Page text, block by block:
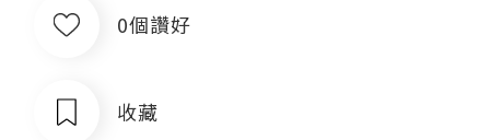
0個讚好
收藏